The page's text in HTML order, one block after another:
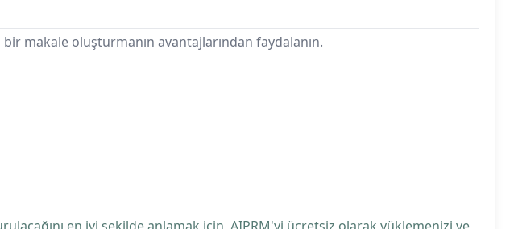
makale oluşturmanın avantajlarından faydalanın.